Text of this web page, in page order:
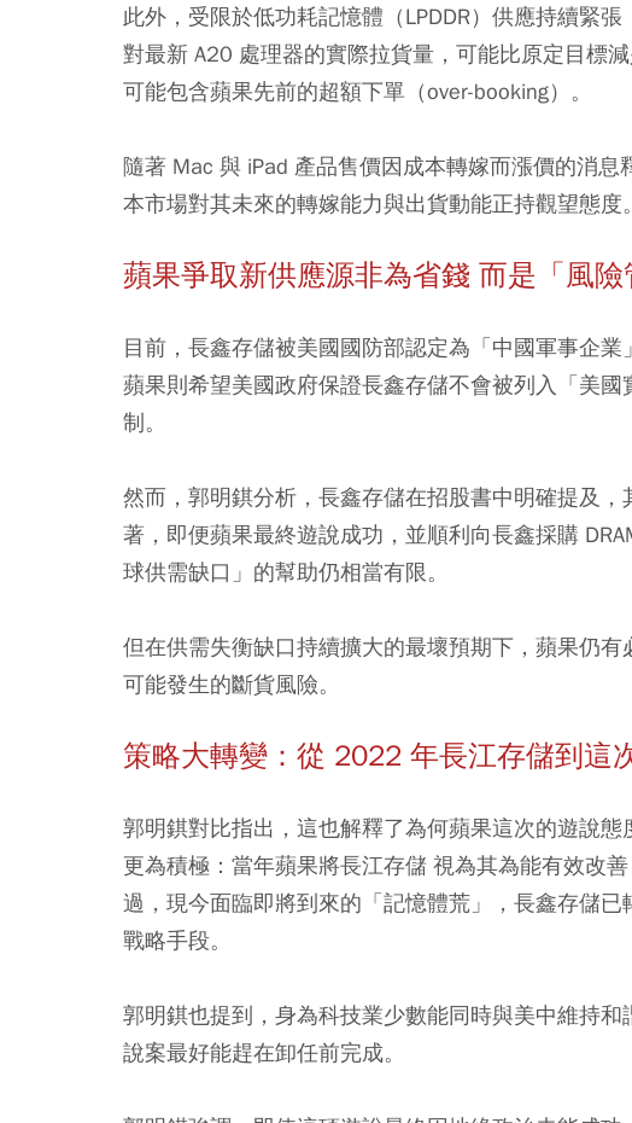
此外，受限於低功耗記憶體（LPDDR）供應持續緊
對最新 A20 處理器的實際拉貨量，可能比原定目標
可能包含蘋果先前的超額下單（over-booking）。
隨著 Mac 與 iPad 產品售價因成本轉嫁而漲價的消
本市場對其未來的轉嫁能力與出貨動能正持觀望態度。
蘋果爭取新供應源非為省錢 而是「風險
目前，長鑫存儲被美國國防部認定為「中國軍事企
蘋果則希望美國政府保證長鑫存儲不會被列入「美
制。
然而，郭明錤分析，長鑫存儲在招股書中明確提及
著，即便蘋果最終遊說成功，並順利向長鑫採購
球供需缺口」的幫助仍相當有限。
但在供需失衡缺口持續擴大的最壞預期下，蘋果仍
可能發生的斷貨風險。
策略大轉變：從 2022 年長江存儲到這
郭明錤對比指出，這也解釋了為何蘋果這次的遊說
更為積極：當年蘋果將長江存儲 視為其為能有效改
過，現今面臨即將到來的「記憶體荒」，長鑫存儲
戰略手段。
郭明錤也提到，身為科技業少數能同時與美中維持
說案最好能趕在卸任前完成。